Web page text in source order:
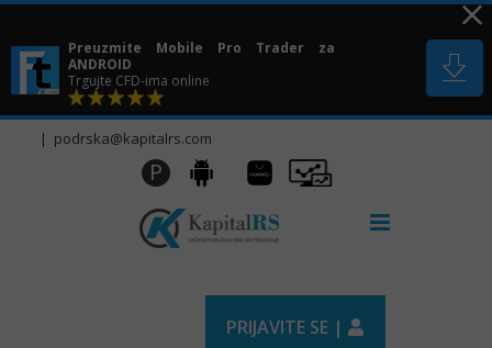
Skip
content Preuzmite Mobile Pro Trader za
ANDROID
Trgujte CFD-ima online
| podrska@kapitalrs.com
P Android
Huawei
AppGallery
Pro
Trader
PRIJAVITE SE |